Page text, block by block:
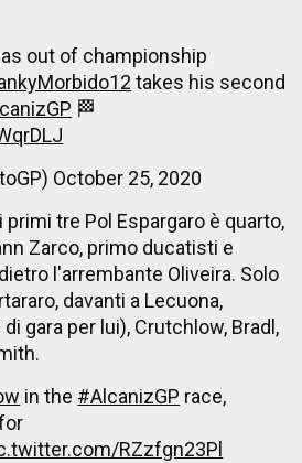
out of championship
takes his second
🏁
October 25, 2020
primi tre Pol Espargaro è quarto,
Zarco, primo ducatisti e
l'arrembante Oliveira. Solo
davanti a Lecuona,
gara per lui), Crutchlow, Bradl,
in the #AlcanizGP race,
RZzfgn23Pl